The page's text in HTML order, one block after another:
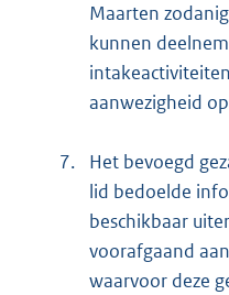
Maarten
kunnen
aanwezigheid
7.
Het bevoegd
lid bedoelde
beschikbaar
voorafgaand
waarvoor deze